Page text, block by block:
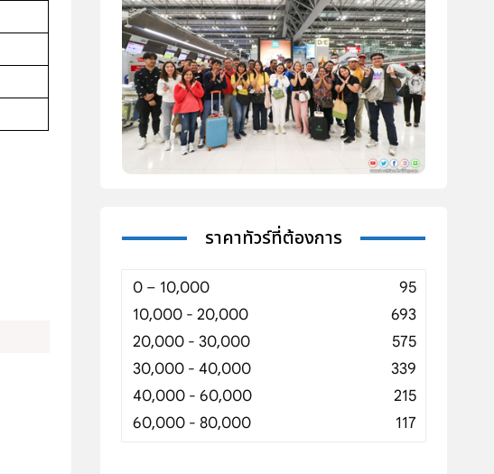
ราคาทัวร์ที่ต้องการ
0 – 10,000
95
10,000 - 20,000
693
20,000 - 30,000
575
30,000 - 40,000
339
40,000 - 60,000
215
60,000 - 80,000
117